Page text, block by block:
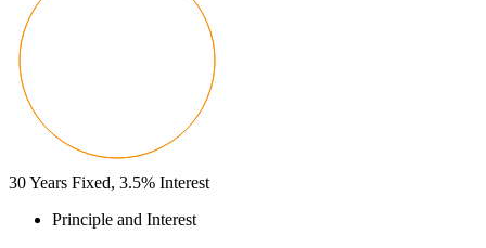
30Years Fixed, 3.5% Interest
Principle and Interest